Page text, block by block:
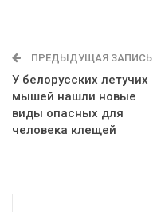
ПРЕДЫДУЩАЯ ЗАПИСЬ
У белорусских летучих
мышей нашли новые
виды опасных для
человека клещей